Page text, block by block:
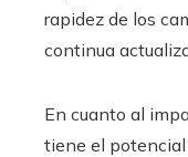
rapidez de los
continua
En cuanto al
tiene el potencial